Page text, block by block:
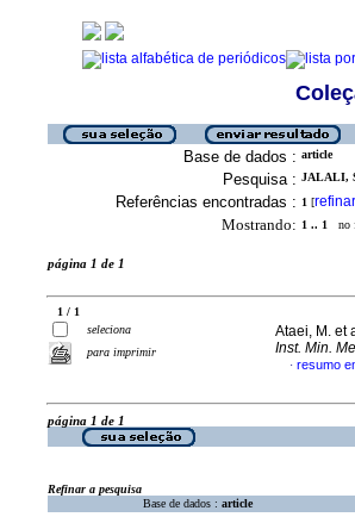
Base de dados : article
Pesquisa : JALALI,
Referências encontradas : 1 [refinar
Mostrando: 1 .. 1 no
página 1 de 1
1 / 1
seleciona
para imprimir
Ataei, M. et
Inst. Min.
· resumo
página 1 de 1
Refinar a pesquisa
Base de dados : article